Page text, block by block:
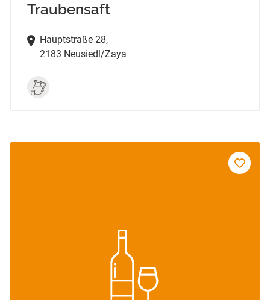
Traubensaft
Hauptstraße 28,
2183 Neusiedl/Zaya